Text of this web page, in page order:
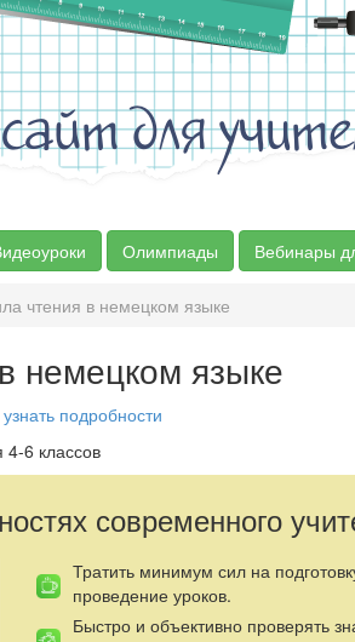
для
Олимпиады Вебинары
чтения в немецком языке
немецком языке
6 классов
современного
Тратить минимум сил на
проведение уроков.
Быстро и объективно проверять